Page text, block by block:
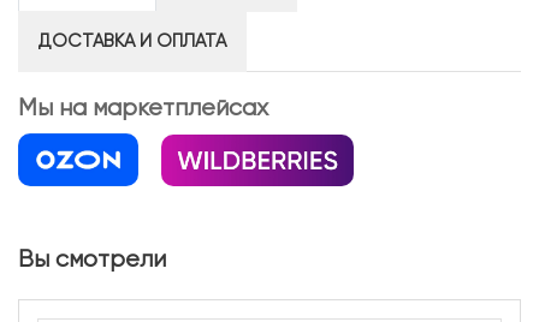
ДОСТАВКА И ОПЛАТА
Мы на маркетплейсах
Вы смотрели